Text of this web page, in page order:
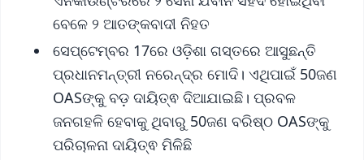
ବେଳେ ୨ ଆତଙ୍କବାଦୀ ନିହତ
ସେପ୍ଟେମ୍ବର 17ରେ ଓଡ଼ିଶା ଗସ୍ତରେ ଆସୁଛନ୍ତି
ପ୍ରଧାନମନ୍ତ୍ରୀ ନରେନ୍ଦ୍ର ମୋଦି। ଏଥିପାଇଁ 50ଜଣ
OASଙ୍କୁ ବଡ଼ ଦାୟିତ୍ଵ ଦିଆଯାଇଛି। ପ୍ରବଳ
ଜନଗହଳି ହେବାକୁ ଥିବାରୁ 50ଜଣ ବରିଷ୍ଠ OASଙ୍କୁ
ପରିଚାଳନା ଦାୟିତ୍ଵ ମିଳିଛି